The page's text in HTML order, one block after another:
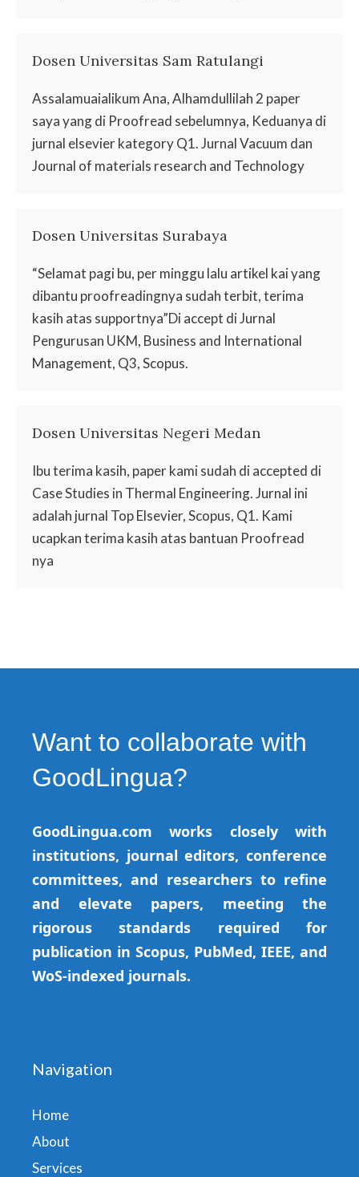
Dosen Universitas Sam Ratulangi
Assalamuaialikum Ana, Alhamdullilah 2 paper
saya yang di Proofread sebelumnya, Keduanya di
jurnal elsevier kategory Q1. Jurnal Vacuum dan
Journal of materials research and Technology
Dosen Universitas Surabaya
“Selamat pagi bu, per minggu lalu artikel kai yang
dibantu proofreadingnya sudah terbit, terima
kasih atas supportnya”Di accept di Jurnal
Pengurusan UKM, Business and International
Management, Q3, Scopus.
Dosen Universitas Negeri Medan
Ibu terima kasih, paper kami sudah di accepted di
Case Studies in Thermal Engineering. Jurnal ini
adalah jurnal Top Elsevier, Scopus, Q1. Kami
ucapkan terima kasih atas bantuan Proofread
nya
Want to collaborate with
GoodLingua?
GoodLingua.com works closely with
institutions, journal editors, conference
committees, and researchers to refine
and elevate papers, meeting the
rigorous standards required for
publication in Scopus, PubMed, IEEE, and
WoS-indexed journals.
Navigation
Home
About
Services